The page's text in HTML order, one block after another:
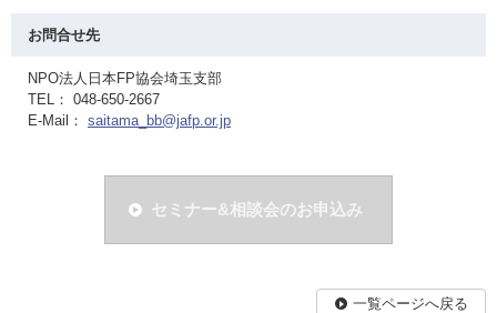
お問合せ先
NPO法人日本FP協会埼玉支部
TEL： 048-650-2667
E-Mail： saitama_bb@jafp.or.jp
セミナー&相談会のお申込み
一覧ページへ戻る